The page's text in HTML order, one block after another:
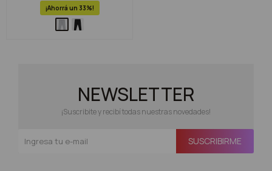
33
NEWSLETTER
¡Suscribite y recibí todas nuestras novedades!
SUSCRIBIRME